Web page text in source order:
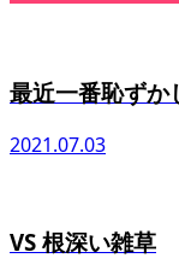
最近一番恥ずか
2021.07.03
VS 根深い雑草